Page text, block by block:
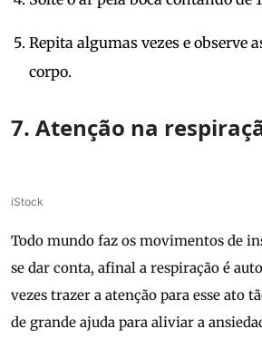
Repita algumas vezes e observe
corpo.
7. Atenção na
iStock
Todo mundo faz os movimentos de
se dar conta, afinal a respiração é
vezes trazer a atenção para esse ato
de grande ajuda para aliviar a